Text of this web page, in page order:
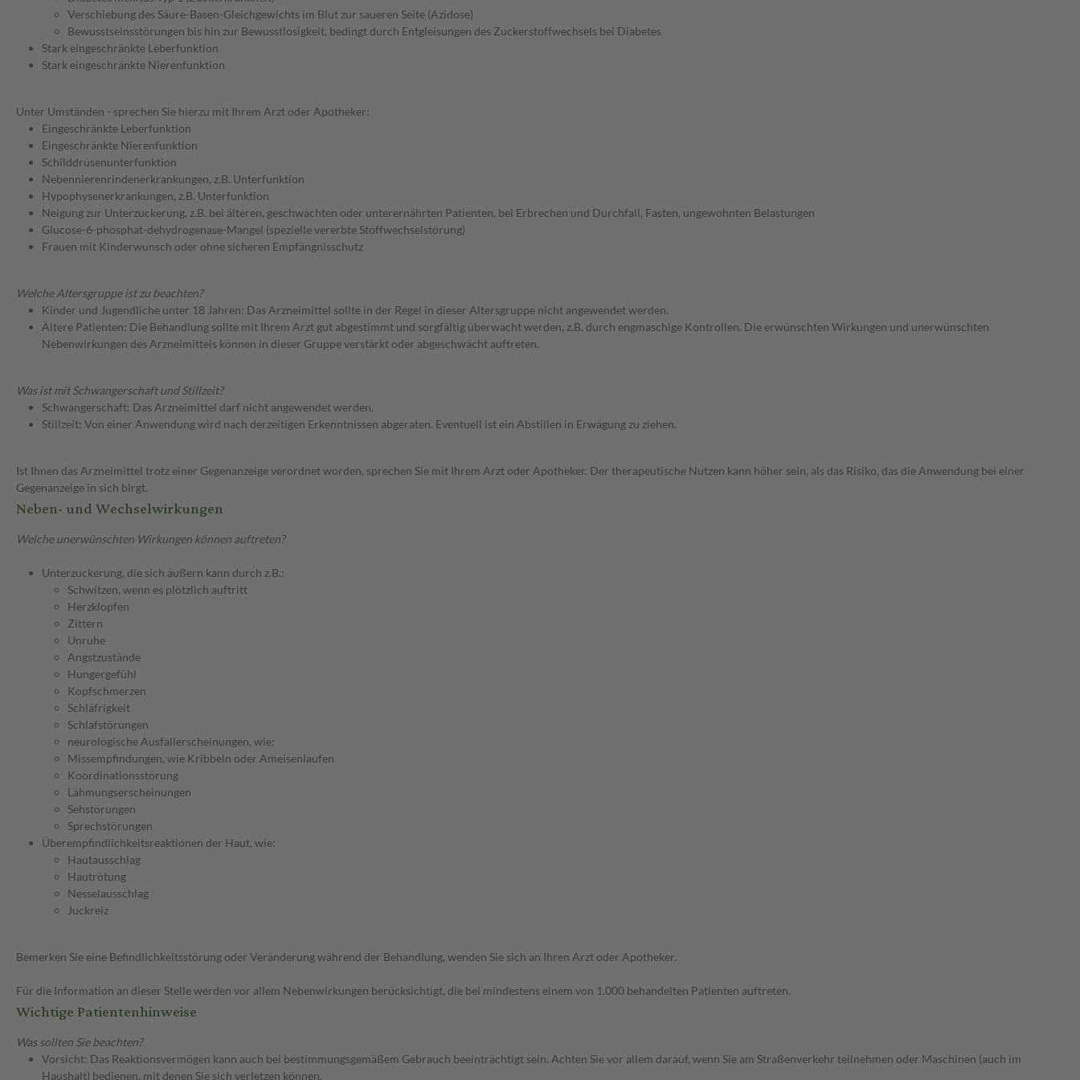
Verschiebung des Säure-Basen-Gleichgewichts im Blut zur saueren Seite (Azidose)
Bewusstseinsstörungen bis hin zur Bewusstlosigkeit, bedingt durch Entgleisungen des Zuckerstoffwechsels bei Diabetes
Stark eingeschränkte Leberfunktion
Stark eingeschränkte Nierenfunktion
Unter Umständen - sprechen Sie hierzu mit Ihrem Arzt oder Apotheker:
Eingeschränkte Leberfunktion
Eingeschränkte Nierenfunktion
Schilddrüsenunterfunktion
Nebennierenrindenerkrankungen, z.B. Unterfunktion
Hypophysenerkrankungen, z.B. Unterfunktion
Neigung zur Unterzuckerung, z.B. bei älteren, geschwächten oder unterernährten Patienten, bei Erbrechen und Durchfall, Fasten, ungewohnten Belastungen
Glucose-6-phosphat-dehydrogenase-Mangel (spezielle vererbte Stoffwechselstörung)
Frauen mit Kinderwunsch oder ohne sicheren Empfängnisschutz
Welche Altersgruppe ist zu beachten?
Kinder und Jugendliche unter 18 Jahren: Das Arzneimittel sollte in der Regel in dieser Altersgruppe nicht angewendet werden.
Ältere Patienten: Die Behandlung sollte mit Ihrem Arzt gut abgestimmt und sorgfältig überwacht werden, z.B. durch engmaschige Kontrollen. Die erwünschten Wirkungen und unerwünschten
Nebenwirkungen des Arzneimittels können in dieser Gruppe verstärkt oder abgeschwächt auftreten.
Was ist mit Schwangerschaft und Stillzeit?
Schwangerschaft: Das Arzneimittel darf nicht angewendet werden.
Stillzeit: Von einer Anwendung wird nach derzeitigen Erkenntnissen abgeraten. Eventuell ist ein Abstillen in Erwägung zu ziehen.
Ist Ihnen das Arzneimittel trotz einer Gegenanzeige verordnet worden, sprechen Sie mit Ihrem Arzt oder Apotheker. Der therapeutische Nutzen kann höher sein, als das Risiko, das die Anwendung bei einer
Gegenanzeige in sich birgt.
Neben- und Wechselwirkungen
Welche unerwünschten Wirkungen können auftreten?
Unterzuckerung, die sich äußern kann durch z.B.:
Schwitzen, wenn es plötzlich auftritt
Herzklopfen
Zittern
Unruhe
Angstzustände
Hungergefühl
Kopfschmerzen
Schläfrigkeit
Schlafstörungen
neurologische Ausfallerscheinungen, wie:
Missempfindungen, wie Kribbeln oder Ameisenlaufen
Koordinationsstörung
Lähmungserscheinungen
Sehstörungen
Sprechstörungen
Überempfindlichkeitsreaktionen der Haut, wie:
Hautausschlag
Hautrötung
Nesselausschlag
Juckreiz
Bemerken Sie eine Befindlichkeitsstörung oder Veränderung während der Behandlung, wenden Sie sich an Ihren Arzt oder Apotheker.
Für die Information an dieser Stelle werden vor allem Nebenwirkungen berücksichtigt, die bei mindestens einem von 1.000 behandelten Patienten auftreten.
Wichtige Patientenhinweise
Was sollten Sie beachten?
Vorsicht: Das Reaktionsvermögen kann auch bei bestimmungsgemäßem Gebrauch beeinträchtigt sein. Achten Sie vor allem darauf, wenn Sie am Straßenverkehr teilnehmen oder Maschinen (auch im
Haushalt) bedienen, mit denen Sie sich verletzen können.